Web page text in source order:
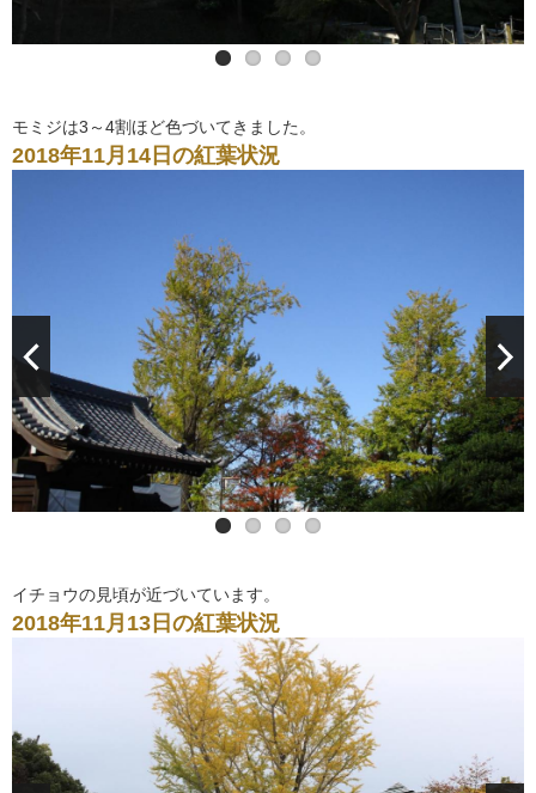
モミジは3～4割ほど色づいてきました。
2018年11月14日の紅葉状況
イチョウの見頃が近づいています。
2018年11月13日の紅葉状況